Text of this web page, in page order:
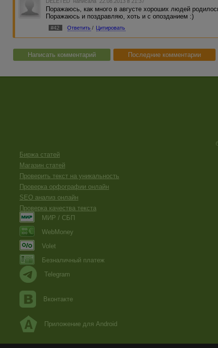
Поражаюсь, как много в августе хороших людей
Поражаюсь и поздравляю, хоть и с опозданием :)
#42 Ответить / Цитировать
Написать комментарий Последние комментарии
Биржа статей
Магазин статей
Проверить текст на уникальность
Проверка орфографии онлайн
SEO анализ онлайн
Проверка качества текста
МИР / СБП
WebMoney
Volet
Безналичный платеж
Telegram
Вконтакте
Приложение для Android